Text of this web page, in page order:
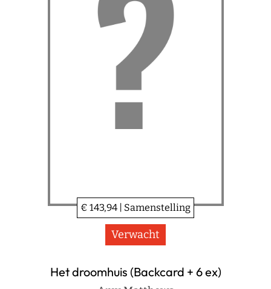
€ 143,94 | Samenstelling
Verwacht
Het droomhuis (Backcard + 6 ex)